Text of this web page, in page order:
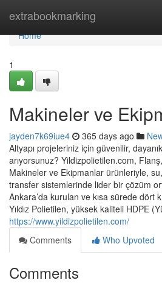
extrabookmarking
Home
Home
1
Makineler ve
jayden7k69iue4 365 days ago
Altyapı projeleriniz için güvenilir,
arıyorsunuz? Yildizpolietilen.com,
Makineler ve Ekipmanlar ürünleriyle,
transfer sistemlerinde lider bir çözüm
Ankara’da kurulan ve kısa sürede dört
Yıldız Polietilen, yüksek kaliteli HDPE
https://www.yildizpolietilen.com/
Comments
Who Upvoted
Comments